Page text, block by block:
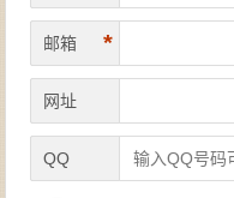
邮箱 *
网址
QQ